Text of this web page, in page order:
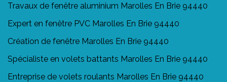
Travaux de fenêtre aluminium Marolles En Brie 94440
Expert en fenêtre PVC Marolles En Brie 94440
Création de fenêtre Marolles En Brie 94440
Spécialiste en volets battants Marolles En Brie 94440
Entreprise de volets roulants Marolles En Brie 94440